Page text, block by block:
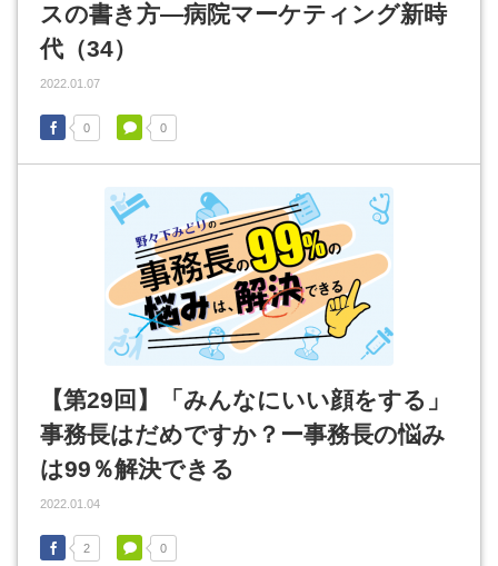
スの書き方―病院マーケティング新時
代（34）
2022.01.07
0 0
【第29回】「みんなにいい顔をする」
事務長はだめですか？ー事務長の悩み
は99％解決できる
2022.01.04
2 0